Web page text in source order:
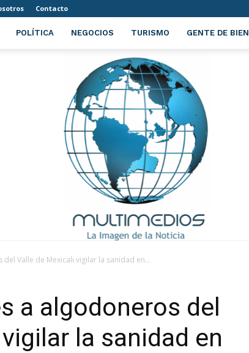
Contacto
POLÍTICA NEGOCIOS TURISMO GENTE DE BIEN
Valle de Mexicali vigilar la sanidad en...
a algodoneros del
la sanidad en